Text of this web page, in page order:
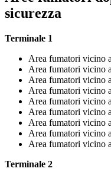
sicurezza
Terminale 1
Area fumatori vicino
Area fumatori vicino
Area fumatori vicino
Area fumatori vicino
Area fumatori vicino
Area fumatori vicino
Area fumatori vicino
Area fumatori vicino
Area fumatori vicino
Terminale 2